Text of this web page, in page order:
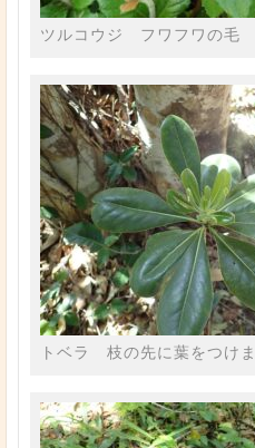
ツルコウジ フワフワの毛
トベラ 枝の先に葉をつけ